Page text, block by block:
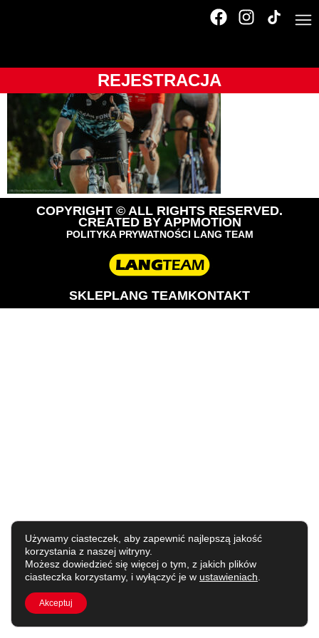
REJESTRACJA
OLTRBytow23-109
COPYRIGHT © ALL RIGHTS RESERVED.
CREATED BY APPMOTION
POLITYKA PRYWATNOŚCI LANG TEAM
SKLEPLANG TEAMKONTAKT
Używamy ciasteczek, aby zapewnić najlepszą jakość
korzystania z naszej witryny.
Możesz dowiedzieć się więcej o tym, z jakich plików
ciasteczka korzystamy, i wyłączyć je w ustawieniach
Akceptuj